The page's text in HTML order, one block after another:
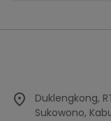
Duklengkong,
Sukowono,